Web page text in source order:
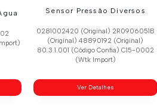
Sensor Pressão Diversos
0281002420 (Original) 2R0906051B
(Original) 48890192 (Original)
80.3.1.001 (Código Confia) C15-0002
(Wtk Import)
Ver Detalhes